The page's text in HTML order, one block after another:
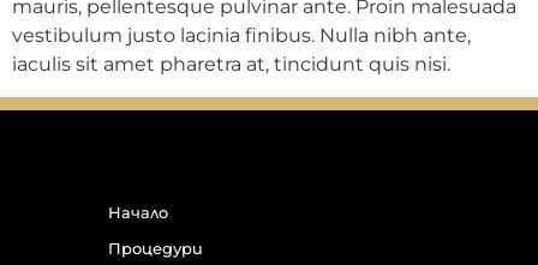
mauris, pellentesque pulvinar ante. Proin malesuada
vestibulum justo lacinia finibus. Nulla nibh ante,
iaculis sit amet pharetra at, tincidunt quis nisi.
Начало
Процедури